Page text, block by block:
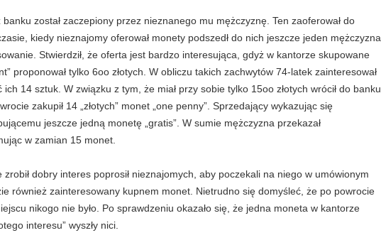
został zaczepiony przez nieznanego mu mężczyznę. Ten zaoferował do
kiedy nieznajomy oferował monety podszedł do nich jeszcze jeden mężczyzna
Stwierdził, że oferta jest bardzo interesująca, gdyż w kantorze skupowane
proponował tylko 6oo złotych. W obliczu takich zachwytów 74-latek zainteresował
14 sztuk. W związku z tym, że miał przy sobie tylko 15oo złotych wrócił do banku
zakupił 14 „złotych” monet „one penny”. Sprzedający wykazując się
jeszcze jedną monetę „gratis”. W sumie mężczyzna przekazał
w zamian 15 monet.
dobry interes poprosił nieznajomych, aby poczekali na niego w umówionym
również zainteresowany kupnem monet. Nietrudno się domyśleć, że po powrocie
nikogo nie było. Po sprawdzeniu okazało się, że jedna moneta w kantorze
interesu” wyszły nici.